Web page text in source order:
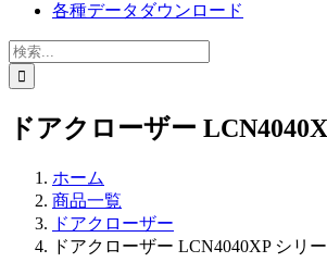
各種データダウンロード
検
索
…
ドアクローザー
ホーム
商品一覧
ドアクローザー
ドアクローザー LCN4040XP シリ